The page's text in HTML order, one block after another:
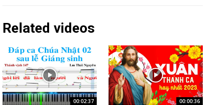
Related videos
00:02:37 00:00:36